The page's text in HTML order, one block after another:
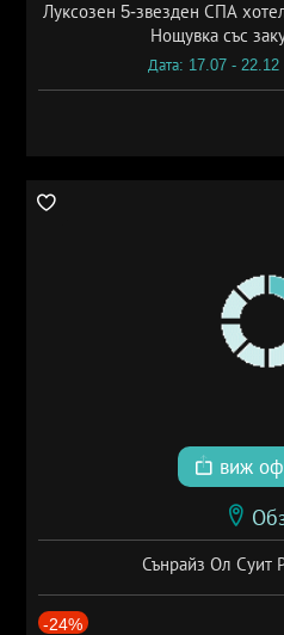
Луксозен 5-звезден СПА
Нощувка със
Дата: 17.07 - 22.12
виж
Сънрайз Ол Суит
-24%